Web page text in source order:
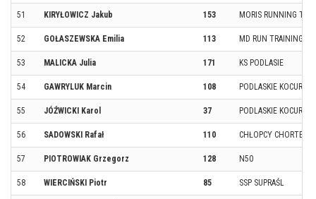
51 KIRYŁOWICZ Jakub 153 MORIS RUNNING
52 GOŁASZEWSKA Emilia 113 MD RUN TRAINING
53 MALICKA Julia 171 KS PODLASIE
54 GAWRYLUK Marcin 108 PODLASKIE KOCURY
55 JÓŹWICKI Karol 37 PODLASKIE KOCURY
56 SADOWSKI Rafał 110 CHŁOPCY
57 PIOTROWIAK Grzegorz 128 N50
58 WIERCIŃSKI Piotr 85 SSP SUPRAŚL